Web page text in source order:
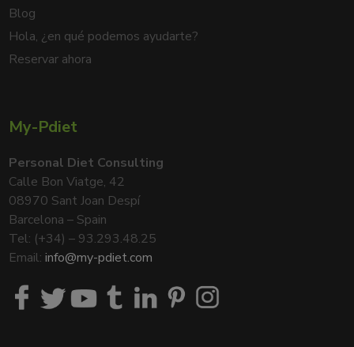
Blog
Hola, ¿en qué podemos ayudarte?
Reservar ahora
My-Pdiet
Personal Diet Consulting
Calle Bon Viatge, 42
08970 Sant Joan Despí
Barcelona – Spain
Tel: (+34) – 93.293.48.25
Email:info@my-pdiet.com